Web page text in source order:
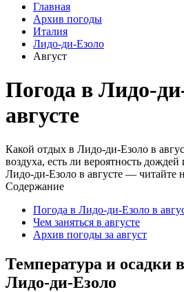
Главная
Архив погоды
Италия
Лидо-ди-Езоло
Август
Погода в Лидо-
августе
Какой отдых в Лидо-ди-Езоло в
воздуха, есть ли вероятность
Лидо-ди-Езоло в августе — читайте
Содержание
Погода в Лидо-ди-Езоло в
Чем заняться в августе
Архив погоды за август
Температура и осадки
Лидо-ди-Езоло